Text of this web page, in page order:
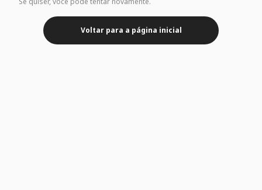
Voltar para a página inicial